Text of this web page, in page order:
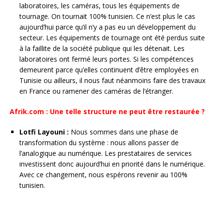
laboratoires, les caméras, tous les équipements de
tournage. On tournait 100% tunisien. Ce n’est plus le cas
aujourd’hui parce qu’il n’y a pas eu un développement du
secteur. Les équipements de tournage ont été perdus suite
à la faillite de la société publique qui les détenait. Les
laboratoires ont fermé leurs portes. Si les compétences
demeurent parce qu’elles continuent d’être employées en
Tunisie ou ailleurs, il nous faut néanmoins faire des travaux
en France ou ramener des caméras de l’étranger.
Afrik.com : Une telle structure ne peut être restaurée ?
Lotfi Layouni : Nous sommes dans une phase de
transformation du système : nous allons passer de
l’analogique au numérique. Les prestataires de services
investissent donc aujourd’hui en priorité dans le numérique.
Avec ce changement, nous espérons revenir au 100%
tunisien.